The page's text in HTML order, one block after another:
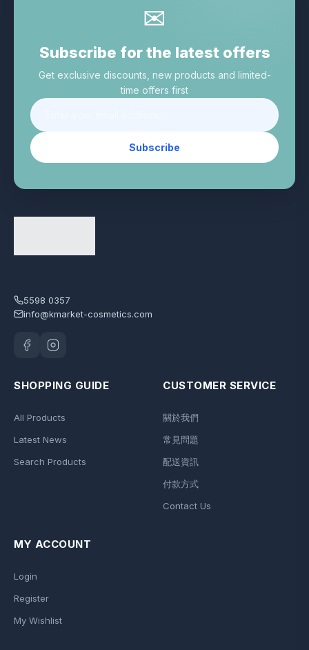
✉
Subscribe for the latest offers
Get exclusive discounts, new products and limited-
time offers first
Subscribe
5598 0357
info@kmarket-cosmetics.com
SHOPPING GUIDE
All Products
Latest News
Search Products
CUSTOMER SERVICE
關於我們
常見問題
配送資訊
付款方式
Contact Us
MY ACCOUNT
Login
Register
My Wishlist